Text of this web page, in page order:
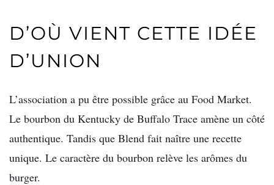
D’OÙ VIENT CETTE IDÉE
D’UNION
L’association a pu être possible grâce au Food Market.
Le bourbon du Kentucky de Buffalo Trace amène un côté
authentique. Tandis que Blend fait naître une recette
unique. Le caractère du bourbon relève les arômes du
burger.